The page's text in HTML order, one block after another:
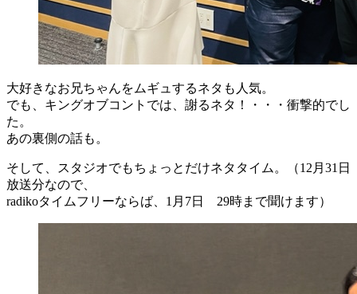
大好きなお兄ちゃんをムギュするネタも人気。
でも、キングオブコントでは、謝るネタ！・・・衝撃的でし
た。
あの裏側の話も。
そして、スタジオでもちょっとだけネタタイム。（12月31日
放送分なので、
radikoタイムフリーならば、1月7日 29時まで聞けます）